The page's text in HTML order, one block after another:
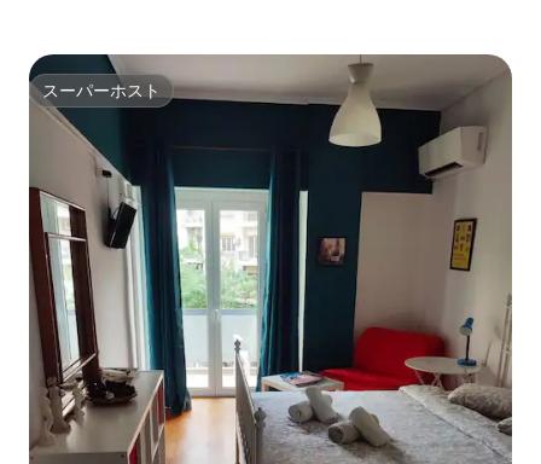
スーパーホスト
スーパーホスト